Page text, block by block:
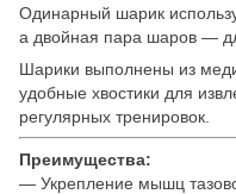
Одинарный шарик
а двойная пара шаров —
Шарики выполнены из
удобные хвостики для
регулярных тренировок.
Преимущества:
— Укрепление мышц